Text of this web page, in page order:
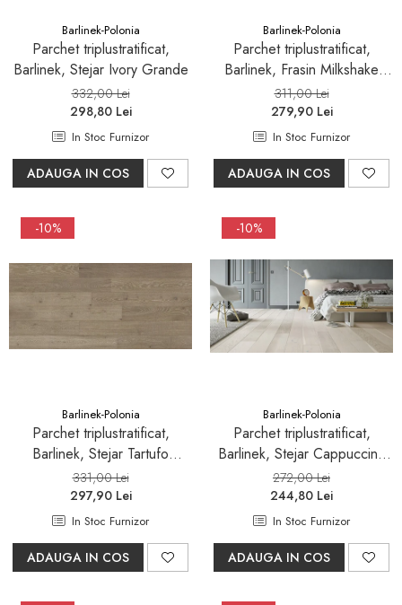
Dulapuri cu oglinda
Oglinzi baie, oglinzi
cosmetice si corpuri de
Accesorii baie
Seturi de accesorii
Savoniere
Suport periute dinti
Perii WC
Dozator sapun
Etajere baie
Cuiere si suporti prosop
Cosuri de gunoi
Barlinek-Polonia
Parchet triplustratificat,
Barlinek, Stejar Ivory Grande
332,00 Lei
298,80 Lei
In Stoc Furnizor
ADAUGA IN COS
Barlinek-Polonia
Parchet triplustratificat,
Barlinek, Frasin Milkshake
Grande
311,00 Lei
279,90 Lei
In Stoc Furnizor
ADAUGA IN COS
-10%
Barlinek-Polonia
Parchet triplustratificat,
Barlinek, Stejar Tartufo
Grande
331,00 Lei
297,90 Lei
In Stoc Furnizor
ADAUGA IN COS
-10%
Barlinek-Polonia
Parchet triplustratificat,
Barlinek, Stejar Cappuccino
Grande
272,00 Lei
244,80 Lei
In Stoc Furnizor
ADAUGA IN COS